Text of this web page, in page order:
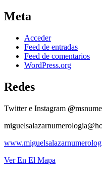
Meta
Acceder
Feed de entradas
Feed de comentarios
WordPress.org
Redes
Twitter e Instagram @
Ver En El Mapa